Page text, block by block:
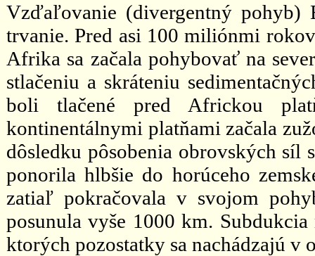
Vzďaľovanie (divergentný pohyb)
trvanie. Pred asi 100 miliónmi
Afrika sa začala pohybovať na
stlačeniu a skráteniu
boli tlačené pred Africkou
kontinentálnymi platňami začala
dôsledku pôsobenia obrovských síl
ponorila hlbšie do horúceho
zatiaľ pokračovala v svojom
posunula vyše 1000 km.
ktorých pozostatky sa nachádzajú v